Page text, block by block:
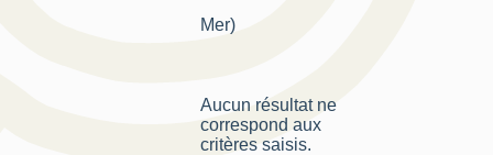
Mer)
Aucun résultat ne
correspond aux
critères saisis.